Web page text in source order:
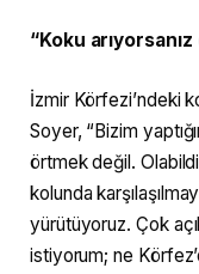
“Koku
İzmir Körfezi’ndeki
Soyer, “Bizim
örtmek değil.
kolunda
yürütüyoruz. Çok
istiyorum; ne